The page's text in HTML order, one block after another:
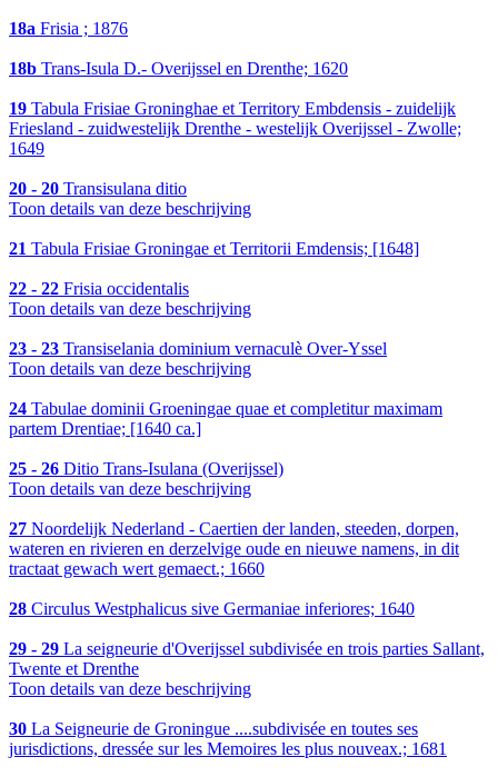
18a Frisia ; 1876
18b Trans-Isula D.- Overijssel en Drenthe; 1620
19 Tabula Frisiae Groninghae et Territory Embdensis - zuidelijk
Friesland - zuidwestelijk Drenthe - westelijk Overijssel - Zwolle;
1649
20 - 20 Transisulana ditio
Toon details van deze beschrijving
21 Tabula Frisiae Groningae et Territorii Emdensis; [1648]
22 - 22 Frisia occidentalis
Toon details van deze beschrijving
23 - 23 Transiselania dominium vernaculè Over-Yssel
Toon details van deze beschrijving
24 Tabulae dominii Groeningae quae et completitur maximam
partem Drentiae; [1640 ca.]
25 - 26 Ditio Trans-Isulana (Overijssel)
Toon details van deze beschrijving
27 Noordelijk Nederland - Caertien der landen, steeden, dorpen,
wateren en rivieren en derzelvige oude en nieuwe namens, in dit
tractaat gewach wert gemaect.; 1660
28 Circulus Westphalicus sive Germaniae inferiores; 1640
29 - 29 La seigneurie d'Overijssel subdivisée en trois parties Sallant,
Twente et Drenthe
Toon details van deze beschrijving
30 La Seigneurie de Groningue ....subdivisée en toutes ses
jurisdictions, dressée sur les Memoires les plus nouveax.; 1681